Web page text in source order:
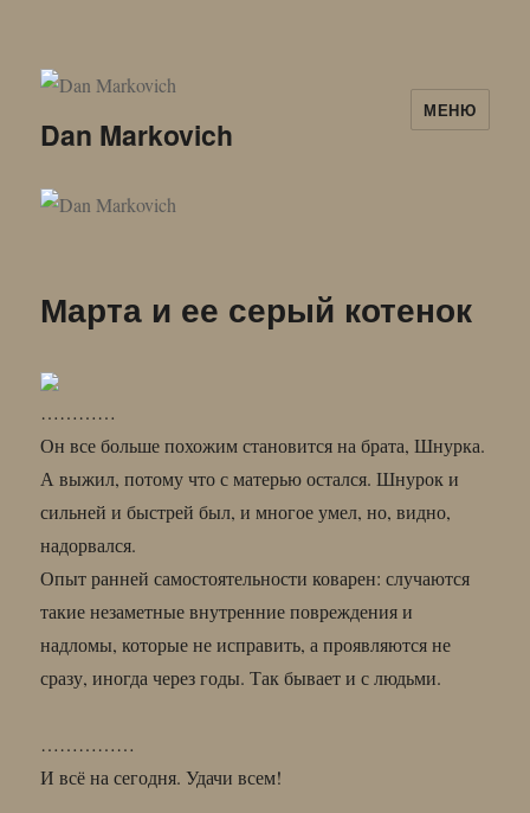
Dan Markovich
МЕНЮ
Марта и ее серый котенок
…………
Он все больше похожим становится на брата, Шнурка.
А выжил, потому что с матерью остался. Шнурок и
сильней и быстрей был, и многое умел, но, видно,
надорвался.
Опыт ранней самостоятельности коварен: случаются
такие незаметные внутренние повреждения и
надломы, которые не исправить, а проявляются не
сразу, иногда через годы. Так бывает и с людьми.
……………
И всё на сегодня. Удачи всем!